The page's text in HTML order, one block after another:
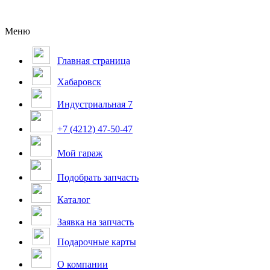
Меню
Главная страница
Хабаровск
Индустриальная 7
+7 (4212) 47-50-47
Мой гараж
Подобрать запчасть
Каталог
Заявка на запчасть
Подарочные карты
О компании